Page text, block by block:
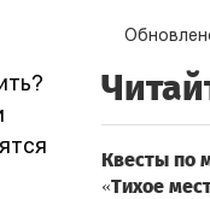
Квесты по
«Тихое